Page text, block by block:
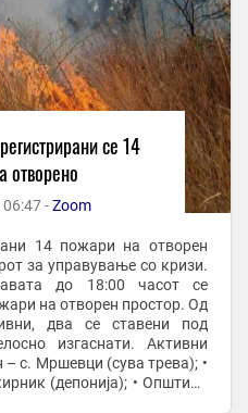
се 14
отворено
-Zoom
14 пожари на отворен
за управување со кризи.
до 18:00 часот се
на отворен простор. Од
два се ставени под
изгаснати. Активни
с. Мршевци (сува трева); •
(депонија); • Општина